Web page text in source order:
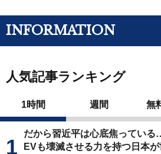
INFORMATION
人気記事ランキング
1時間 週間 無
だから習近平は心底焦っている
EVも壊滅させる力を持つ日本